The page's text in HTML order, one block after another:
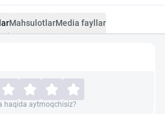
MahsulotlarMedia fayllar
haqida aytmoqchisiz?